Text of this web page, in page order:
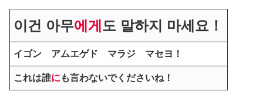
이건 아무에게 도 말하지 마세요！
イゴン アムエゲド マラジ マセヨ！
これは誰に も言わないでくださいね！